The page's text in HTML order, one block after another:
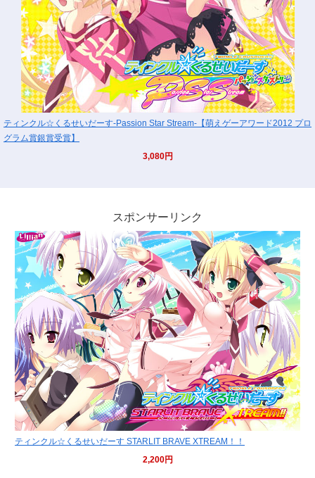
ティンクル☆くるせいだーす-Passion Star Stream-【萌えゲーアワード2012 プロ
グラム賞銀賞受賞】
3,080円
スポンサーリンク
ティンクル☆くるせいだーす STARLIT BRAVE XTREAM！！
2,200円